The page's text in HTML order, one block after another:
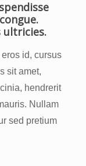
ultricies.
id, cursus
sit amet,
hendrerit
Nullam
sed pretium